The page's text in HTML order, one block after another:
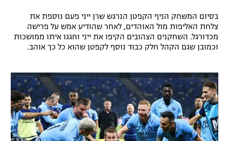
מדיניות פרטיות
רשיון להקרנה פומבית לבית עסק
הצטרפות לחבילת הערוצים
לוח דרושים – ג'ובנט
גיימינג E-Sports
בסיום המשחק הניף הקפטן הנרגש שרן ייני פעם נוספת את
צלחת האליפות מול האוהדים, לאחר שהודיע אמש על פרישה
מכדורגל. השחקנים הצהובים הקיפו את ייני וחגגו איתו ממושכות
וכמובן שגם הקהל חלק כבוד נוסף לקפטן שהוא כל כך אוהב.